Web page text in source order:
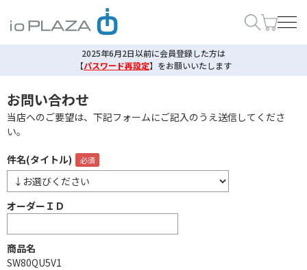
2025年6月2日以前に会員登録した方は
【パスワード再設定】 をお願いいたします
お問い合わせ
当店へのご要望は、下記フォームにご記入のうえ送信してくださ
い。
件名(タイトル)
オーダーＩＤ
商品名
SW80QU5V1